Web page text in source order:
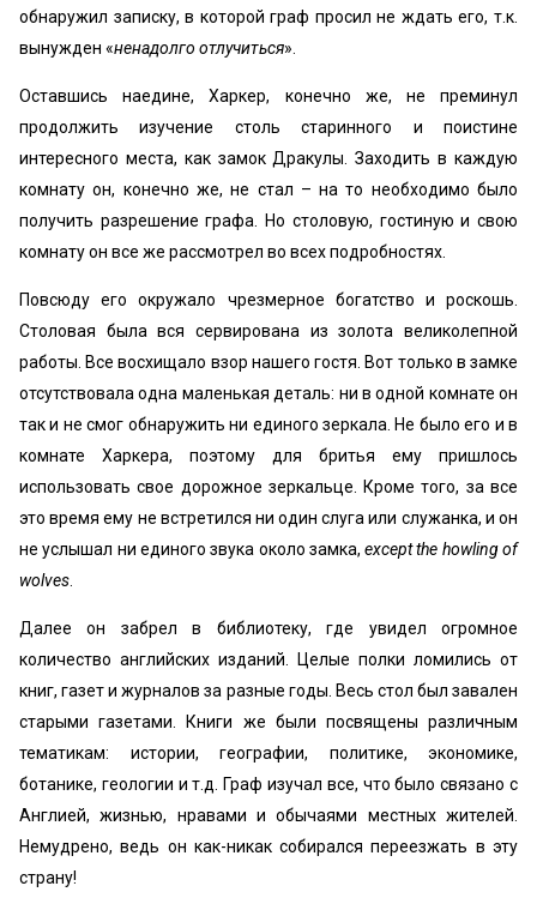
обнаружил записку, в которой граф просил не ждать его, т.к.
вынужден «ненадолго отлучиться».
Оставшись наедине, Харкер, конечно же, не преминул
продолжить изучение столь старинного и поистине
интересного места, как замок Дракулы. Заходить в каждую
комнату он, конечно же, не стал – на то необходимо было
получить разрешение графа. Но столовую, гостиную и свою
комнату он все же рассмотрел во всех подробностях.
Повсюду его окружало чрезмерное богатство и роскошь.
Столовая была вся сервирована из золота великолепной
работы. Все восхищало взор нашего гостя. Вот только в замке
отсутствовала одна маленькая деталь: ни в одной комнате он
так и не смог обнаружить ни единого зеркала. Не было его и в
комнате Харкера, поэтому для бритья ему пришлось
использовать свое дорожное зеркальце. Кроме того, за все
это время ему не встретился ни один слуга или служанка, и он
не услышал ни единого звука около замка,except the howling of
wolves
Далее он забрел в библиотеку, где увидел огромное
количество английских изданий. Целые полки ломились от
книг, газет и журналов за разные годы. Весь стол был завален
старыми газетами. Книги же были посвящены различным
тематикам: истории, географии, политике, экономике,
ботанике, геологии и т.д. Граф изучал все, что было связано с
Англией, жизнью, нравами и обычаями местных жителей.
Немудрено, ведь он как-никак собирался переезжать в эту
страну!